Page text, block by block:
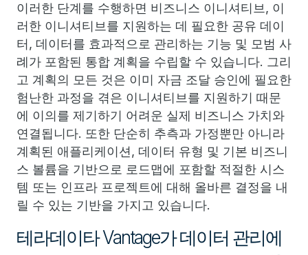
이러한 단계를 수행하면 비즈니스 이니셔티브, 이
러한 이니셔티브를 지원하는 데 필요한 공유 데이
터, 데이터를 효과적으로 관리하는 기능 및 모범 사
례가 포함된 통합 계획을 수립할 수 있습니다. 그리
고 계획의 모든 것은 이미 자금 조달 승인에 필요한
험난한 과정을 겪은 이니셔티브를 지원하기 때문
에 이의를 제기하기 어려운 실제 비즈니스 가치와
연결됩니다. 또한 단순히 추측과 가정뿐만 아니라
계획된 애플리케이션, 데이터 유형 및 기본 비즈니
스 볼륨을 기반으로 로드맵에 포함할 적절한 시스
템 또는 인프라 프로젝트에 대해 올바른 결정을 내
릴 수 있는 기반을 가지고 있습니다.
테라데이타 Vantage가 데이터 관리에